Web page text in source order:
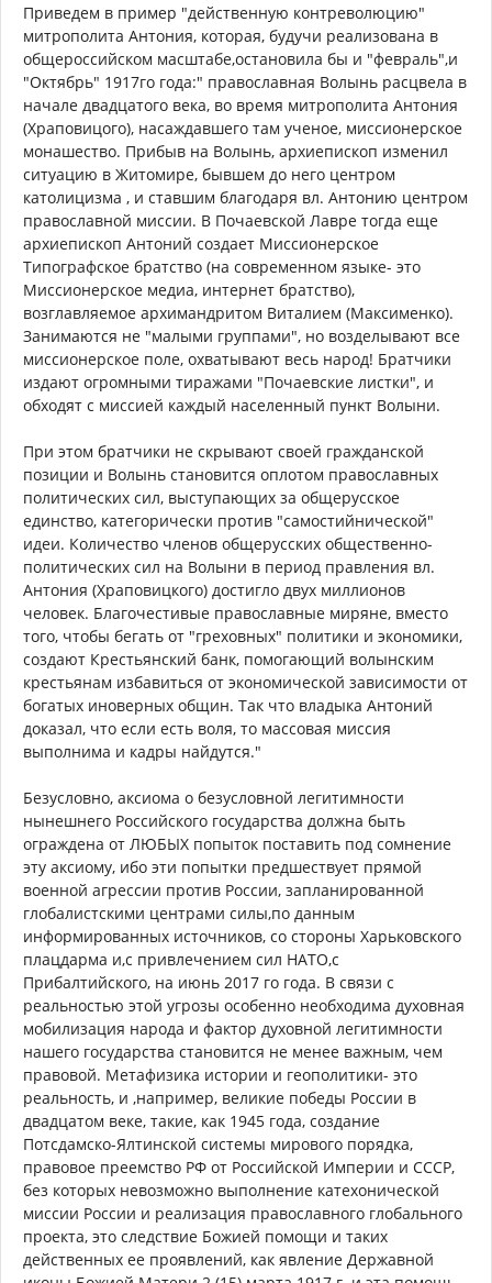
Приведем в пример "действенную контреволюцию"
митрополита Антония, которая, будучи реализована в
общероссийском масштабе,остановила бы и "февраль",и
"Октябрь" 1917го года:" православная Волынь расцвела в
начале двадцатого века, во время митрополита Антония
(Храповицого), насаждавшего там ученое, миссионерское
монашество. Прибыв на Волынь, архиепископ изменил
ситуацию в Житомире, бывшем до него центром
католицизма , и ставшим благодаря вл. Антонию центром
православной миссии. В Почаевской Лавре тогда еще
архиепископ Антоний создает Миссионерское
Типографское братство (на современном языке- это
Миссионерское медиа, интернет братство),
возглавляемое архимандритом Виталием (Максименко).
Занимаются не "малыми группами", но возделывают все
миссионерское поле, охватывают весь народ! Братчики
издают огромными тиражами "Почаевские листки", и
обходят с миссией каждый населенный пункт Волыни.
При этом братчики не скрывают своей гражданской
позиции и Волынь становится оплотом православных
политических сил, выступающих за общерусское
единство, категорически против "самостийнической"
идеи. Количество членов общерусских общественно-
политических сил на Волыни в период правления вл.
Антония (Храповицкого) достигло двух миллионов
человек. Благочестивые православные миряне, вместо
того, чтобы бегать от "греховных" политики и экономики,
создают Крестьянский банк, помогающий волынским
крестьянам избавиться от экономической зависимости от
богатых иноверных общин. Так что владыка Антоний
доказал, что если есть воля, то массовая миссия
выполнима и кадры найдутся."
Безусловно, аксиома о безусловной легитимности
нынешнего Российского государства должна быть
ограждена от ЛЮБЫХ попыток поставить под сомнение
эту аксиому, ибо эти попытки предшествует прямой
военной агрессии против России, запланированной
глобалистскими центрами силы,по данным
информированных источников, со стороны Харьковского
плацдарма и,с привлечением сил НАТО,с
Прибалтийского, на июнь 2017 го года. В связи с
реальностью этой угрозы особенно необходима духовная
мобилизация народа и фактор духовной легитимности
нашего государства становится не менее важным, чем
правовой. Метафизика истории и геополитики- это
реальность, и ,например, великие победы России в
двадцатом веке, такие, как 1945 года, создание
Потсдамско-Ялтинской системы мирового порядка,
правовое преемство РФ от Российской Империи и СССР,
без которых невозможно выполнение катехонической
миссии России и реализация православного глобального
проекта, это следствие Божией помощи и таких
действенных ее проявлений, как явление Державной